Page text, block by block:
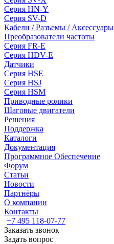
Серия HN-Y
Серия SV-D
Кабели / Разъемы / Аксессуары
Преобразователи частоты
Серия FR-E
Серия HDV-E
Датчики
Серия HSE
Серия HSJ
Серия HSM
Приводные ролики
Шаговые двигатели
Решения
Поддержка
Каталоги
Документация
Программное Обеспечение
Форум
Статьи
Новости
Партнёры
О компании
Контакты
+7 495 118-07-77
Заказать звонок
Задать вопрос